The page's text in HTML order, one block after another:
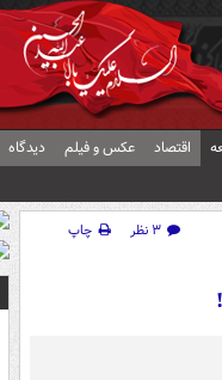
اقتصاد عکس و فیلم دیدگاه
۳ نظر
چاپ